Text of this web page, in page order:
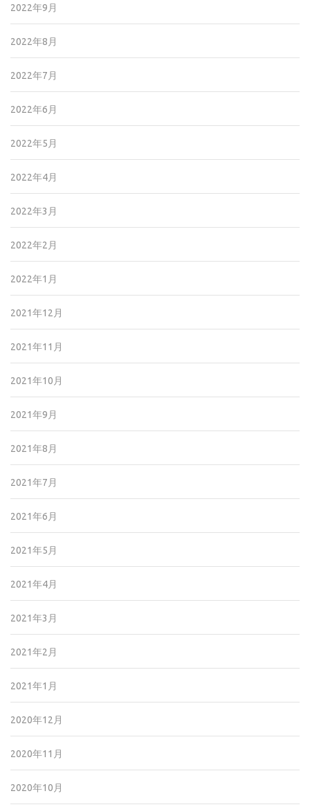
2022年9月
2022年8月
2022年7月
2022年6月
2022年5月
2022年4月
2022年3月
2022年2月
2022年1月
2021年12月
2021年11月
2021年10月
2021年9月
2021年8月
2021年7月
2021年6月
2021年5月
2021年4月
2021年3月
2021年2月
2021年1月
2020年12月
2020年11月
2020年10月